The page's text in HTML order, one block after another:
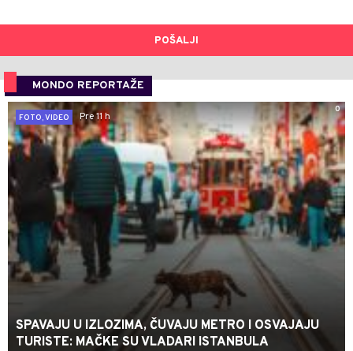
POŠALJI
MONDO REPORTAŽE
0
FOTO, VIDEO
Pre 11 h
SPAVAJU U IZLOZIMA, ČUVAJU METRO I OSVAJAJU
TURISTE: MAČKE SU VLADARI ISTANBULA